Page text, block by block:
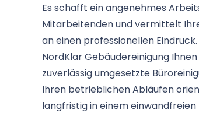
Es schafft ein angenehmes
Mitarbeitenden und vermittelt
an einen professionellen
NordKlar Gebäudereinigung
zuverlässig umgesetzte
Ihren betrieblichen Abläufen
langfristig in einem einwandfreien